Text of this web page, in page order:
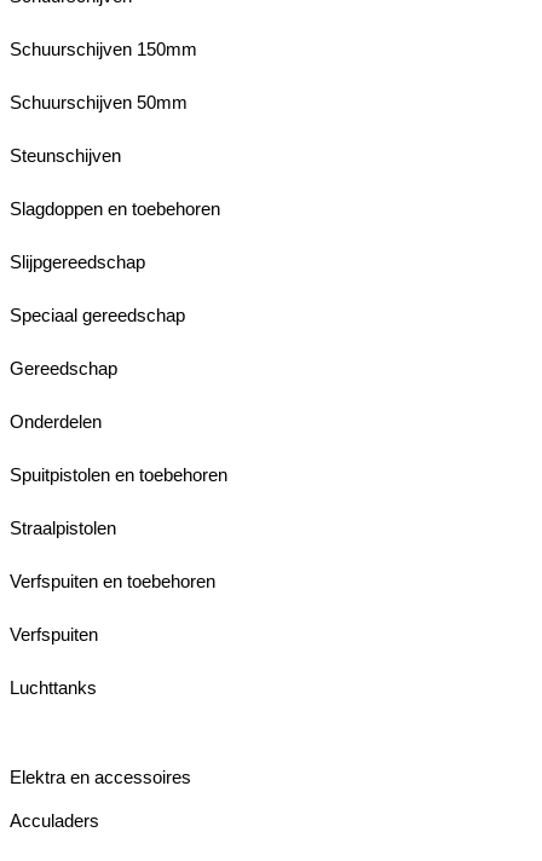
Schuurschijven 150mm
Schuurschijven 50mm
Steunschijven
Slagdoppen en toebehoren
Slijpgereedschap
Speciaal gereedschap
Gereedschap
Onderdelen
Spuitpistolen en toebehoren
Straalpistolen
Verfspuiten en toebehoren
Verfspuiten
Luchttanks
Elektra en accessoires
Acculaders